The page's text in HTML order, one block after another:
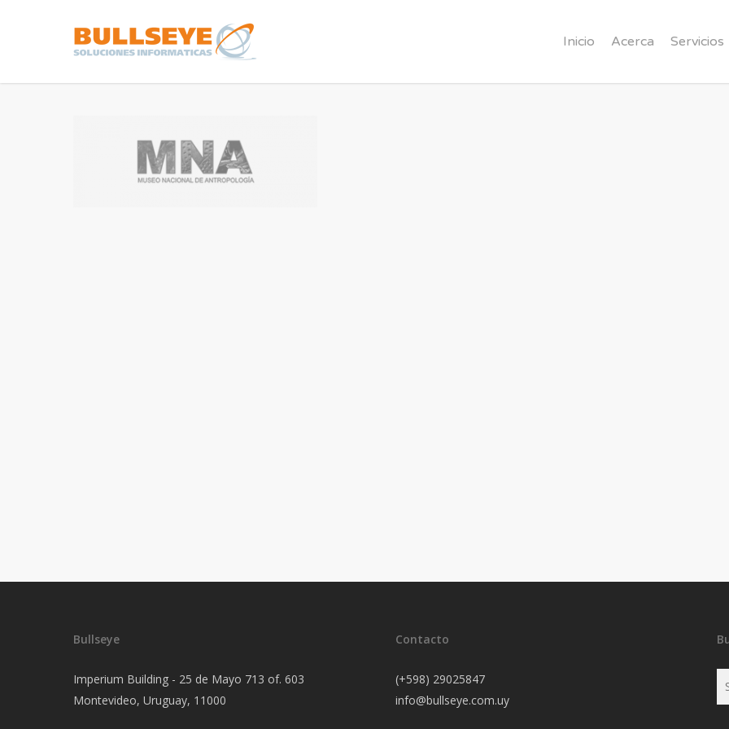
Inicio Acerca Servicios
Bullseye
Imperium Building - 25 de Mayo 713 of. 603
Montevideo, Uruguay, 11000
Contacto
(+598) 29025847
info@bullseye.com.uy